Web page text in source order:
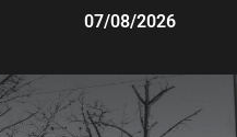
07/08/2026